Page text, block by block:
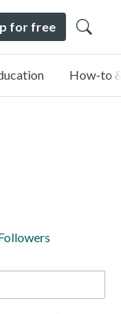
for free
How-to